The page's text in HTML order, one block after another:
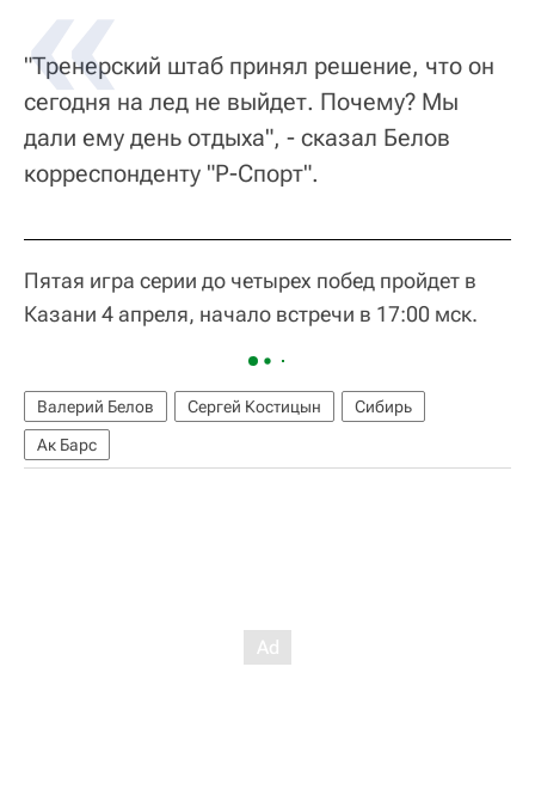
"Тренерский штаб принял решение, что он
сегодня на лед не выйдет. Почему? Мы
дали ему день отдыха", - сказал Белов
корреспонденту "Р-Спорт".
Пятая игра серии до четырех побед пройдет в
Казани 4 апреля, начало встречи в 17:00 мск.
Валерий Белов Сергей Костицын
Сибирь
Ак Барс